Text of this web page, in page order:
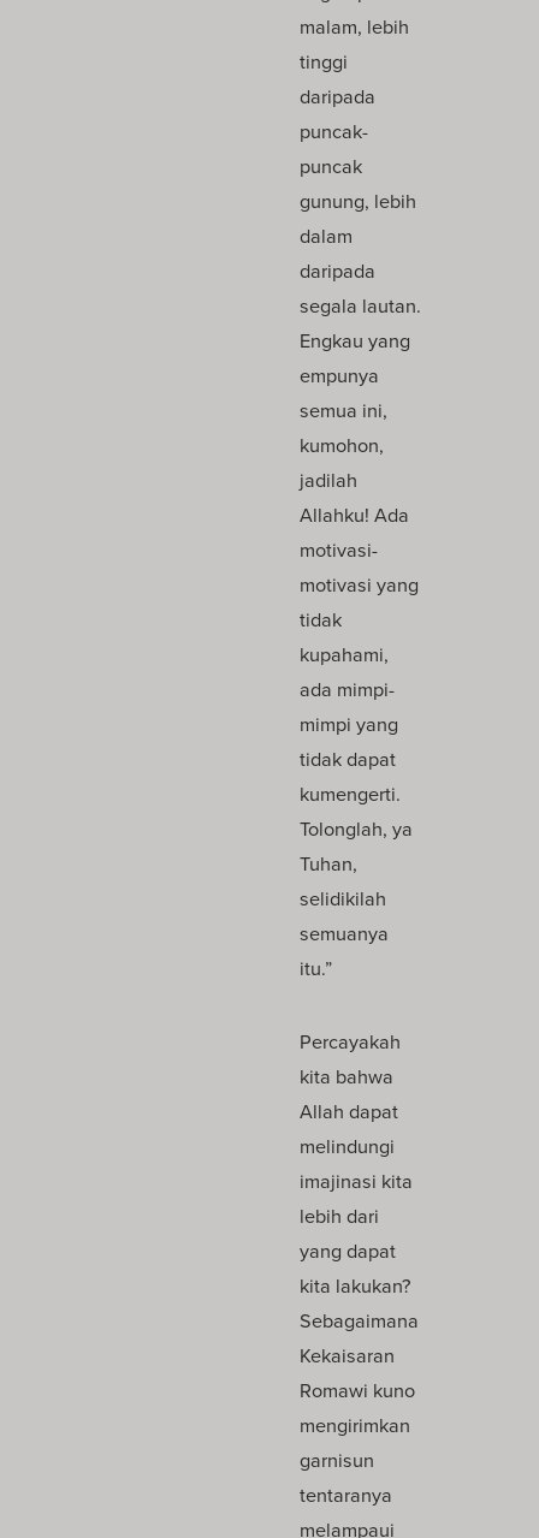
malam, lebih
tinggi
daripada
puncak-
puncak
gunung, lebih
dalam
daripada
segala lautan.
Engkau yang
empunya
semua ini,
kumohon,
jadilah
Allahku! Ada
motivasi-
motivasi yang
tidak
kupahami,
ada mimpi-
mimpi yang
tidak dapat
kumengerti.
Tolonglah, ya
Tuhan,
selidikilah
semuanya
itu.”
Percayakah
kita bahwa
Allah dapat
melindungi
imajinasi kita
lebih dari
yang dapat
kita lakukan?
Sebagaimana
Kekaisaran
Romawi kuno
mengirimkan
garnisun
tentaranya
melampaui